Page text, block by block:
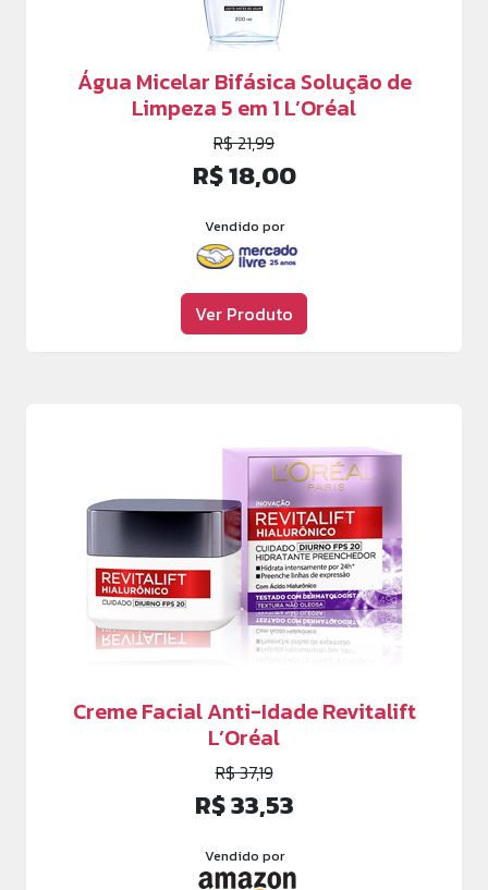
Água Micelar Bifásica Solução de
Limpeza 5 em 1 L’Oréal
R$ 21,99
R$ 18,00
Vendido por
Ver Produto
Creme Facial Anti-Idade Revitalift
L’Oréal
R$ 37,19
R$ 33,53
Vendido por